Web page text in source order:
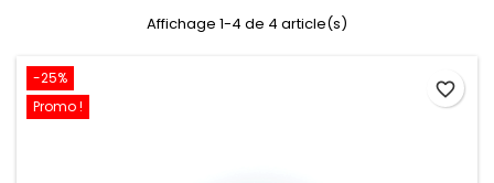
Affichage 1-4 de 4 article(s)
-25%
Promo !
favorite_border